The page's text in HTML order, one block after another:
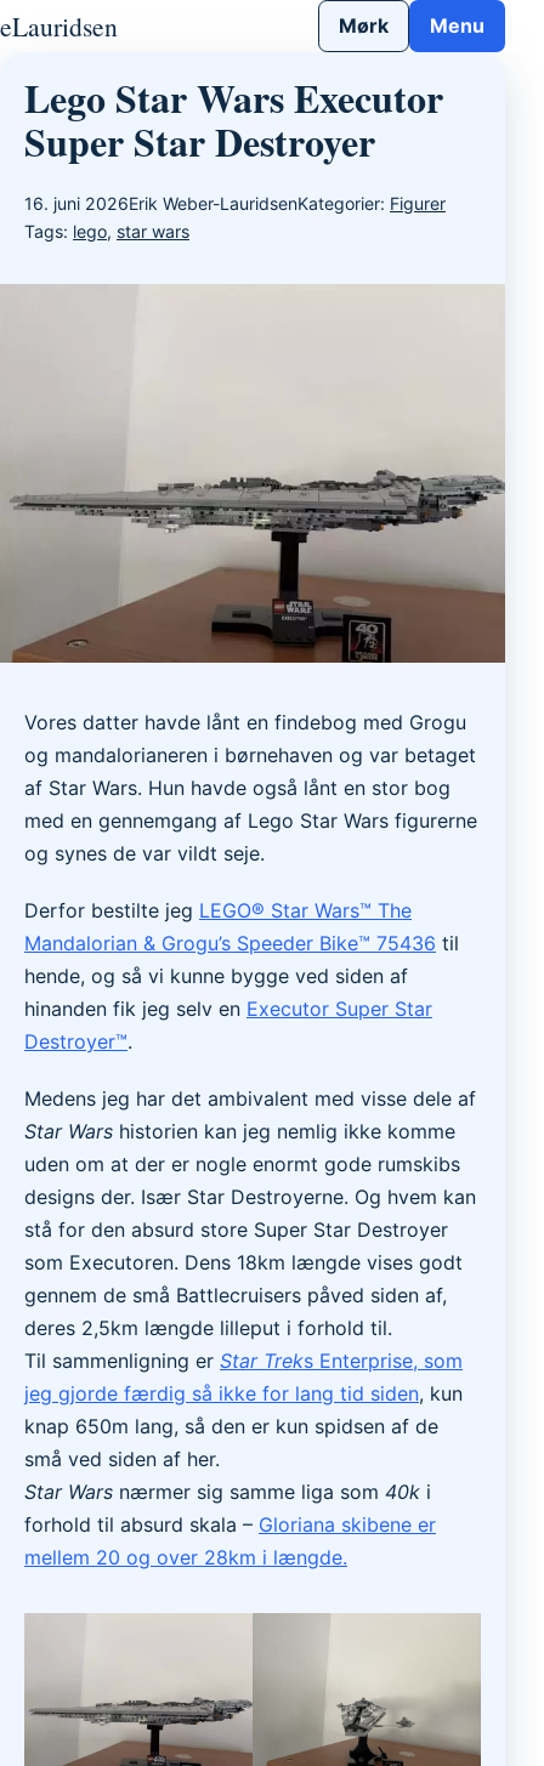
Gå til indhold
eLauridsen Mørk Menu
Lego Star Wars Executor
Super Star Destroyer
16. juni 2026Erik Weber-LauridsenKategorier: Figurer
Tags: lego, star wars
Vores datter havde lånt en findebog med Grogu
og mandalorianeren i børnehaven og var betaget
af Star Wars. Hun havde også lånt en stor bog
med en gennemgang af Lego Star Wars figurerne
og synes de var vildt seje.
Derfor bestilte jeg LEGO® Star Wars™ The
Mandalorian & Grogu’s Speeder Bike™ 75436 til
hende, og så vi kunne bygge ved siden af
hinanden fik jeg selv en Executor Super Star
Destroyer™.
Medens jeg har det ambivalent med visse dele af
Star Wars historien kan jeg nemlig ikke komme
uden om at der er nogle enormt gode rumskibs
designs der. Især Star Destroyerne. Og hvem kan
stå for den absurd store Super Star Destroyer
som Executoren. Dens 18km længde vises godt
gennem de små Battlecruisers påved siden af,
deres 2,5km længde lilleput i forhold til.
Til sammenligning er Star Treks Enterprise, som
jeg gjorde færdig så ikke for lang tid siden, kun
knap 650m lang, så den er kun spidsen af de
små ved siden af her.
Star Wars nærmer sig samme liga som 40k i
forhold til absurd skala – Gloriana skibene er
mellem 20 og over 28km i længde.